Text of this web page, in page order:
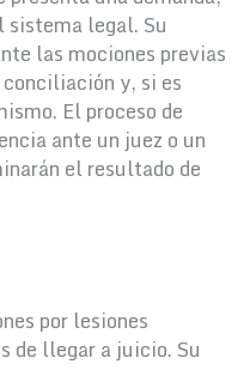
sistema legal. Su
las mociones previas
y, si es
El proceso de
ante un juez o un
el resultado de
por lesiones
de llegar a juicio. Su